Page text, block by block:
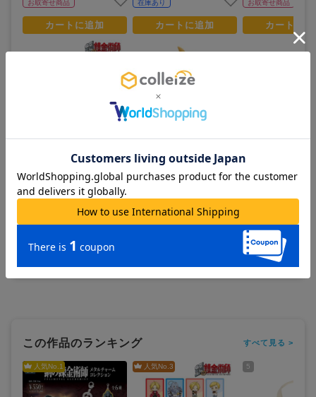
お取寄せ商品
カートに追加
鋼の錬金術師_リザ・ホーク
アイ ちびキャラ ダイカット
ステッカー
¥500 (税抜)
¥550(税込)
お取寄せ商品
カートに追加
在庫あり
カートに追加
NEW
鋼の錬金術師 FULLMETAL A
LCHEMIST_るかっぷ エドワ
ード・エルリック
¥4,730(税込)
予約期間：2026/08/19まで
予約商品
お取寄せ商品
カートに
ューズ&ハボック ち
ランチトートバッグ
¥2,178(税込)
お取寄せ商品
カートに
この作品のランキング すべて見る >
人気No.1 人気No.3 5